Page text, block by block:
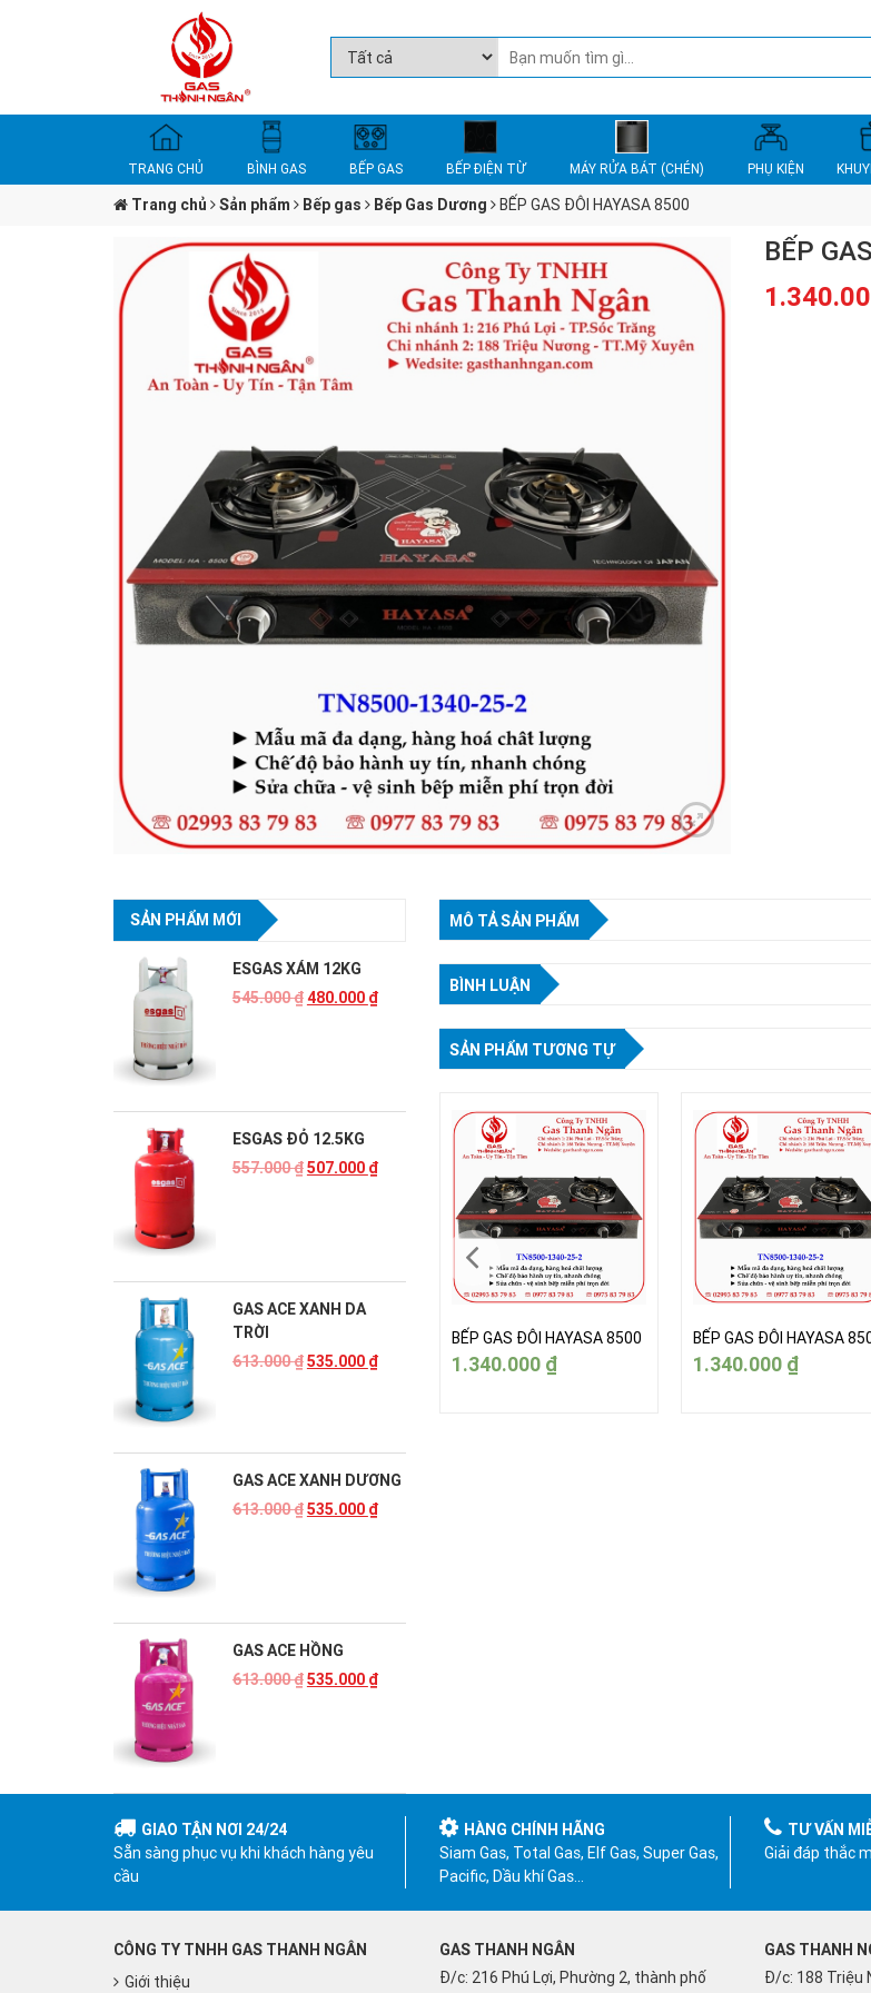
TRANG CHỦ BÌNH GAS BẾP GAS BẾP ĐIỆN TỪ MÁY RỬA BÁT (CHÉN) PHỤ KIỆN
Trang chủ Sản phẩm Bếp gas Bếp Gas Dương BẾP GAS ĐÔI HAYASA 8500
BẾP
MÔ TẢ SẢN PHẨM
BÌNH LUẬN
SẢN PHẨM TƯƠNG TỰ
ĐÔI HAYASA 8500 BẾP GAS ĐÔI HAYASA 8500
1.340.000₫
BẾP GAS ĐÔI HAYASA 8500
1.340.000 ₫
BẾP GAS ĐÔI HAYASA
1.340.000 ₫
SẢN PHẨM MỚI
ESGAS XÁM 12KG
545.000₫480.000 ₫
ESGAS ĐỎ 12.5KG
557.000₫507.000 ₫
GAS ACE XANH DA
TRỜI
613.000₫535.000 ₫
GAS ACE XANH DƯƠNG
613.000₫535.000 ₫
GAS ACE HỒNG
613.000₫535.000 ₫
GIAO TẬN NƠI 24/24
Sẵn sàng phục vụ khi khách hàng yêu
cầu
HÀNG CHÍNH HÃNG
Siam Gas, Total Gas, Elf Gas, Super Gas,
Pacific, Dầu khí Gas…
TƯ VẤN
Giải đáp thắc
CÔNG TY TNHH GAS THANH NGÂN
Giới thiệu
GAS THANH NGÂN
Đ/c: 216 Phú Lợi, Phường 2, thành phố
GAS THANH
Đ/c: 188 Triệu